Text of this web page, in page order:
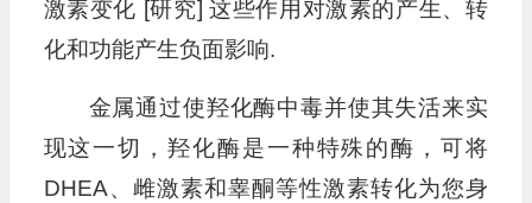
激素变化 [研究] 这些作用对激素的产生、转
化和功能产生负面影响.
金属通过使羟化酶中毒并使其失活来实
现这一切，羟化酶是一种特殊的酶，可将
DHEA、雌激素和睾酮等性激素转化为您身